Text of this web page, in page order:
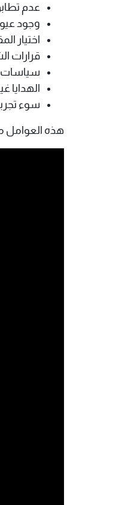
عدم
وجود
اختيار
قرارات
سياسات
الهدايا
سوء
هذه العوامل